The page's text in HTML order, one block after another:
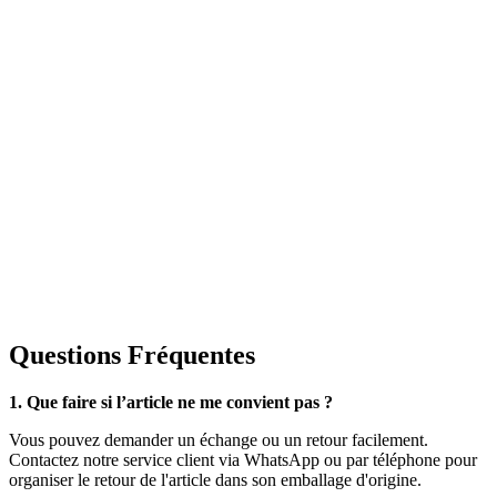
Questions Fréquentes
1. Que faire si l’article ne me convient pas ?
Vous pouvez demander un échange ou un retour facilement.
Contactez notre service client via WhatsApp ou par téléphone pour
organiser le retour de l'article dans son emballage d'origine.